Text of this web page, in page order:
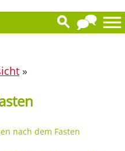
»
nach dem Fasten